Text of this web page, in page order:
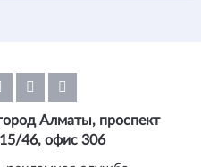
Алматы, проспект
46, офис 306